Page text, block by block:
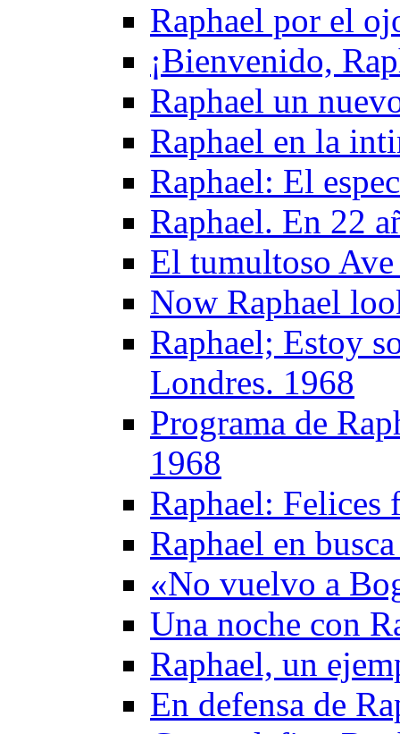
Raphael por el
¡Bienvenido,
Raphael un
Raphael en la
Raphael: El
Raphael. En 22
El tumultoso
Now Raphael
Raphael; Estoy
Londres. 1968
Programa de
1968
Raphael: Felices
Raphael en
«No vuelvo a
Una noche con
Raphael, un
En defensa de